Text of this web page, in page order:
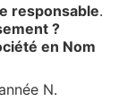
responsable.
?
en Nom
N.